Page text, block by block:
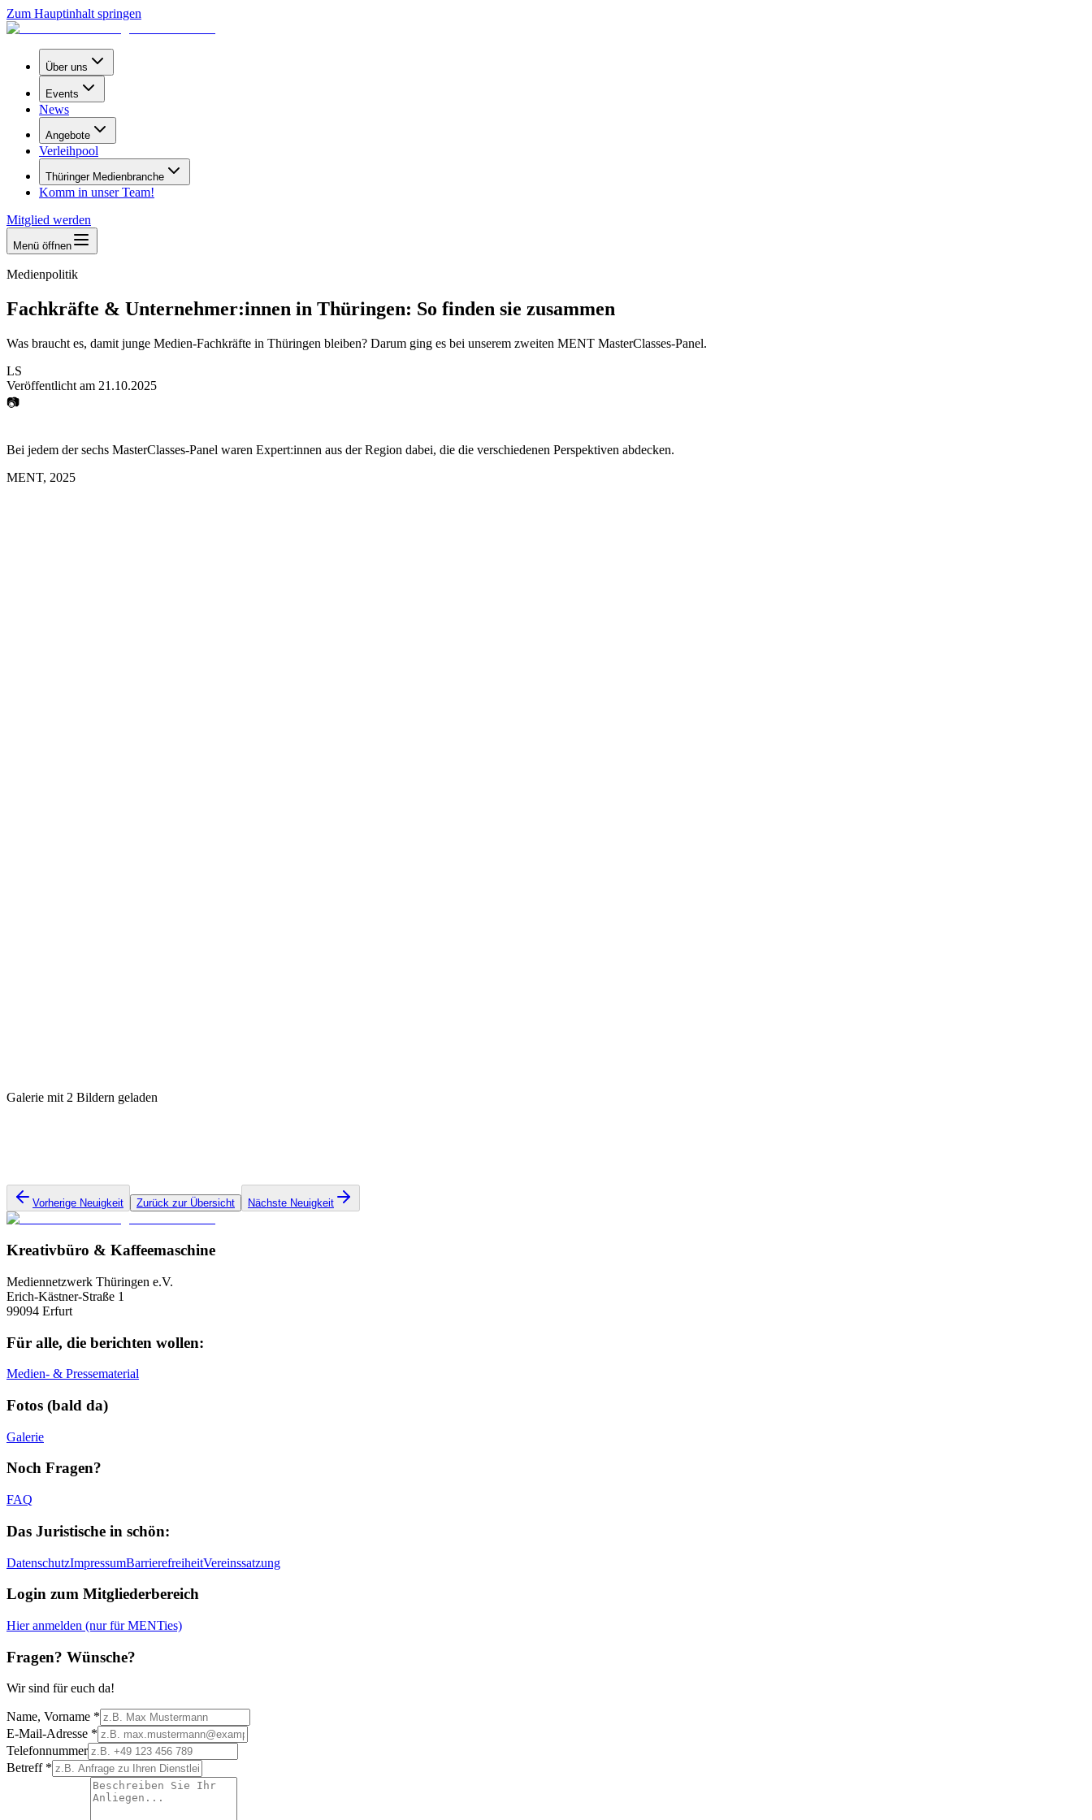
Zum Hauptinhalt springen
Über uns
Events
News
Angebote
Verleihpool
Thüringer Medienbranche
Komm in unser Team!
Mitglied werden
Menü öffnen
Medienpolitik
Fachkräfte & Unternehmer:innen in Thüringen: So finden sie zusammen
Was braucht es, damit junge Medien-Fachkräfte in Thüringen bleiben? Darum ging es bei unserem zweiten MENT MasterClasses-Panel.
LS
Veröffentlicht am 21.10.2025
📷
Bei jedem der sechs MasterClasses-Panel waren Expert:innen aus der Region dabei, die die verschiedenen Perspektiven abdecken.
MENT, 2025
Galerie mit 2 Bildern geladen
Vorherige Neuigkeit Zurück zur Übersicht Nächste Neuigkeit
Kreativbüro & Kaffeemaschine
Mediennetzwerk Thüringen e.V.
Erich-Kästner-Straße 1
99094 Erfurt
Für alle, die berichten wollen:
Medien- & Pressematerial
Fotos (bald da)
Galerie
Noch Fragen?
FAQ
Das Juristische in schön:
DatenschutzImpressumBarrierefreiheitVereinssatzung
Login zum Mitgliederbereich
Hier anmelden (nur für MENTies)
Fragen? Wünsche?
Wir sind für euch da!
Name, Vorname *
E-Mail-Adresse *
Telefonnummer
Betreff*